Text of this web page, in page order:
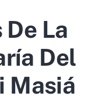
La
Del
Masiá